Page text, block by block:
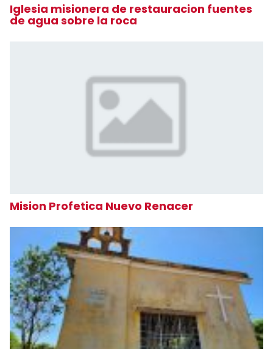
Iglesia misionera de restauracion fuentes
de agua sobre la roca
Mision Profetica Nuevo Renacer